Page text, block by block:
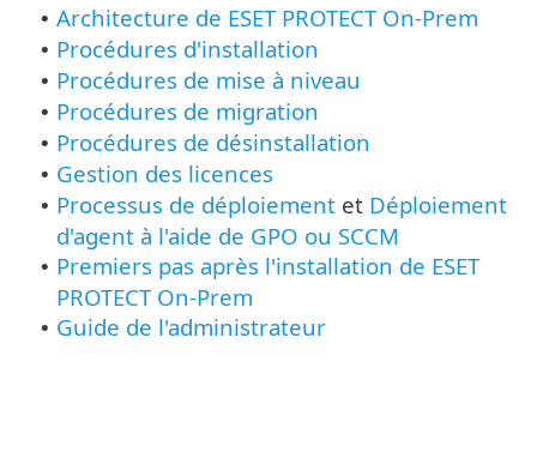
• Architecture de ESET PROTECT On-Prem
• Procédures d'installation
• Procédures de mise à niveau
• Procédures de migration
• Procédures de désinstallation
• Gestion des licences
• Processus de déploiement et Déploiement
d'agent à l'aide de GPO ou SCCM
• Premiers pas après l'installation de ESET
PROTECT On-Prem
• Guide de l'administrateur